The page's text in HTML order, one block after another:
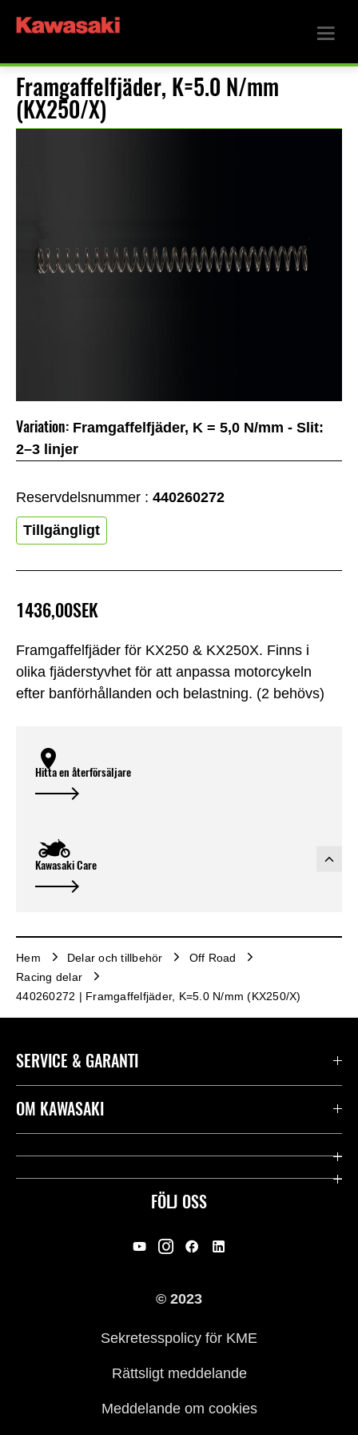
Framgaffelfjäder, K=5.0 N/mm
(KX250/X)
Framgaffelfjäder för KX250 & KX250X. Finns i
olika fjäderstyvhet för att anpassa motorcykeln
efter banförhållanden och belastning. (2 behövs)
1436,00SEK
Variation: Framgaffelfjäder, K = 5,0 N/mm - Slit:
2–3 linjer
Reservdelsnummer : 440260272
Tillgängligt
Hitta en återförsäljare
Kawasaki Care
Hem Delar och tillbehör
Off Road
Racing delar
440260272 | Framgaffelfjäder, K=5.0 N/mm (KX250/X)
FÖLJ OSS
SERVICE & GARANTI
Kontakta oss
Användbara länkar
Rättsligt & Sekretess
OM KAWASAKI
Företag
© 2023
Sekretesspolicy för KME
Rättsligt meddelande
Meddelande om cookies